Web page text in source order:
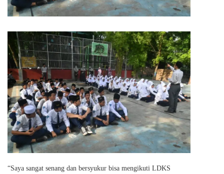
“Saya sangat senang dan bersyukur bisa mengikuti LDKS